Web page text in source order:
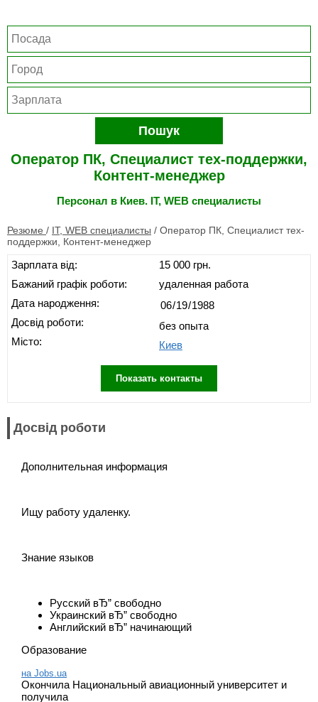
Пошук
Оператор ПК, Специалист тех-поддержки,
Контент-менеджер
Персонал в Киев. IT, WEB специалисты
Резюме / IT, WEB специалисты / Оператор ПК, Специалист тех-
поддержки, Контент-менеджер
Зарплата від:
Бажаний графік роботи:
Дата народження:
Досвід роботи:
Місто:
15 000 грн.
удаленная работа
без опыта
Киев
Показать контакты
Досвід роботи
Дополнительная информация
Ищу работу удаленку.
Знание языков
Русский вЂ” свободно
Украинский вЂ” свободно
Английский вЂ” начинающий
Образование
на Jobs.ua
Окончила Национальный авиационный университет и
получила